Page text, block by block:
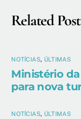
Related
NOTÍCIAS, ÚLTIMAS
Ministério
para nova
NOTÍCIAS, ÚLTIMAS